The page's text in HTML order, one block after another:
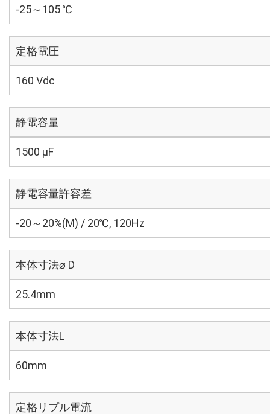
-25～105 ℃
定格電圧
160 Vdc
静電容量
1500 µF
静電容量許容差
-20～20%(M) / 20℃, 120Hz
本体寸法⌀ D
25.4mm
本体寸法L
60mm
定格リプル電流